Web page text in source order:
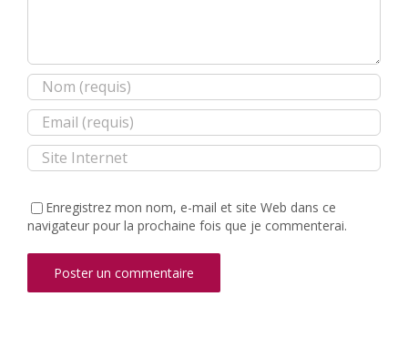
Enregistrez mon nom, e-mail et site Web dans ce
navigateur pour la prochaine fois que je commenterai.